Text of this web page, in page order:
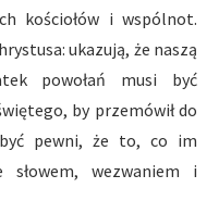
kościołów i wspólnot.
ukazują, że naszą
powołań musi być
by przemówił do
pewni, że to, co im
słowem, wezwaniem i